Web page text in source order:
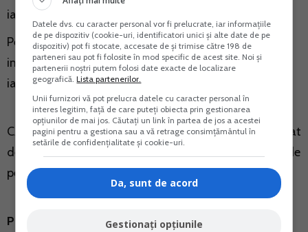
ianuarie 2017.
Pentru pensiile mai mari de 2.000 lei brut/luna,
impozitul ar urma sa scada de la 16% la 10% de la 1
ianuarie 2018.
CASS-ul de 5,5% ar urma, de asemenea, sa fie eliminat
de la 1 ianuarie 2017. Pensiile mai mici decat punctul de
pensie sunt scutite si in prezent de plata CASS.
Pentru PFA-uri si veniturile din activitati
Datele dvs. cu caracter personal vor fi prelucrate, iar informațiile
de pe dispozitiv (cookie-uri, identificatori unici și alte date de pe
dispozitiv) pot fi stocate, accesate de și trimise către 198 de
parteneri sau pot fi folosite în mod specific de acest site. Noi și
partenerii noștri putem folosi date exacte de localizare
geografică.Lista partenerilor.
Unii furnizori vă pot prelucra datele cu caracter personal în
interes legitim, față de care puteți obiecta prin gestionarea
opțiunilor de mai jos. Căutați un link în partea de jos a acestei
pagini pentru a gestiona sau a vă retrage consimțământul în
setările de confidențialitate și cookie-uri.
Da, sunt de acord
Gestionați opțiunile